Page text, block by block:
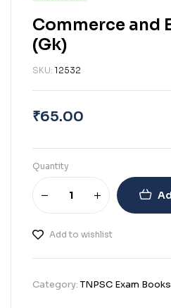
Commerce and
(Gk)
SKU: 12532
₹65.00
Quantity
Add to wishlist
Category:TNPSC Exam Books